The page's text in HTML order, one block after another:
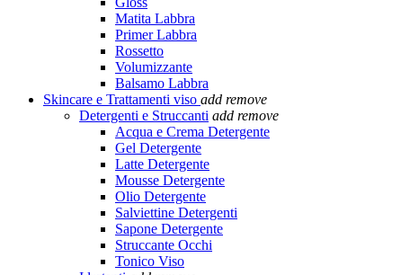
Matita Labbra
Primer Labbra
Rossetto
Volumizzante
Balsamo Labbra
Skincare e Trattamenti viso add remove
Detergenti e Struccanti add remove
Acqua e Crema Detergente
Gel Detergente
Latte Detergente
Mousse Detergente
Olio Detergente
Salviettine Detergenti
Sapone Detergente
Struccante Occhi
Tonico Viso